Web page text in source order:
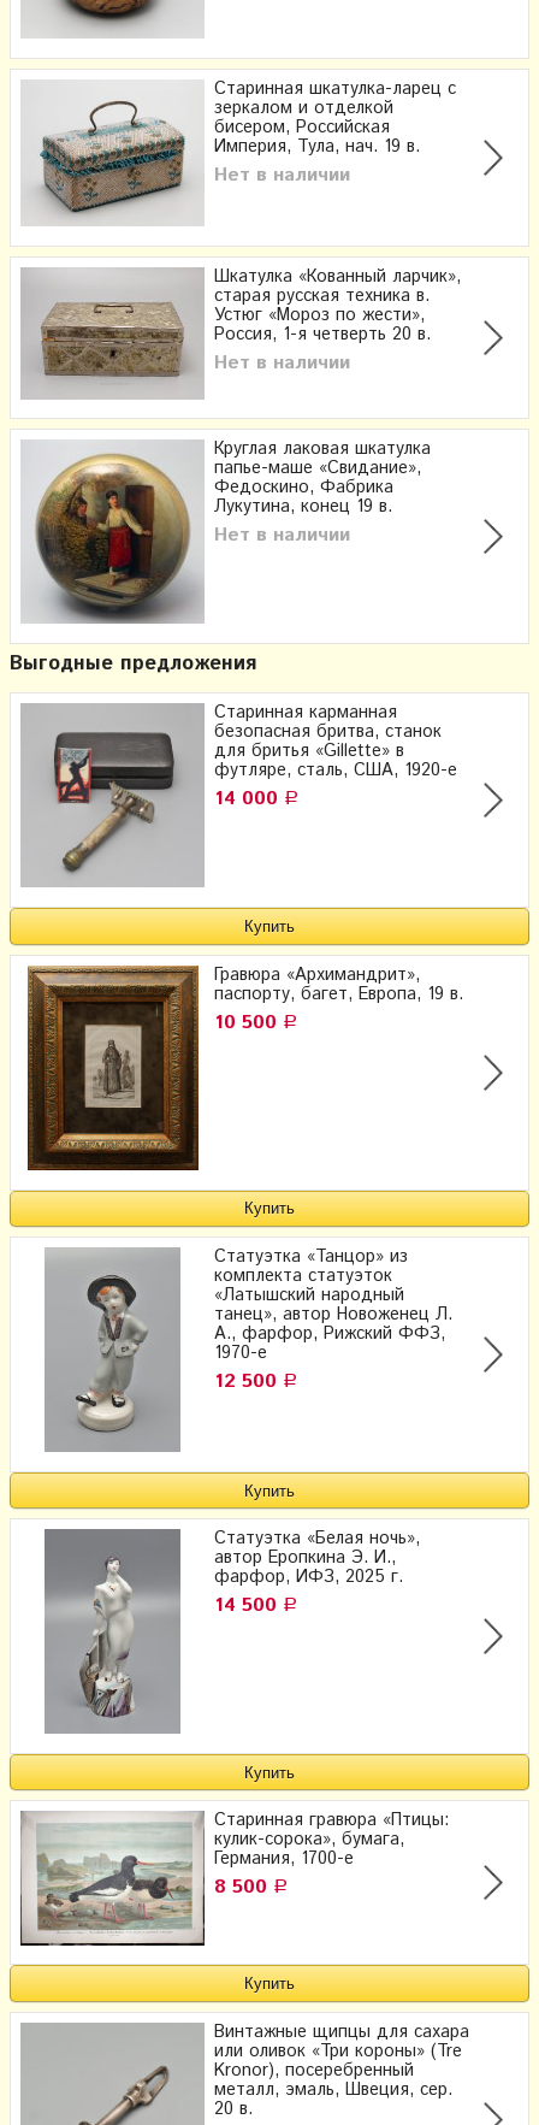
Старинная шкатулка-ларец с
зеркалом и отделкой
бисером, Российская
Империя, Тула, нач. 19 в.
Нет в наличии
Шкатулка «Кованный ларчик»,
старая русская техника в.
Устюг «Мороз по жести»,
Россия, 1-я четверть 20 в.
Нет в наличии
Круглая лаковая шкатулка
папье-маше «Свидание»,
Федоскино, Фабрика
Лукутина, конец 19 в.
Нет в наличии
Выгодные предложения
Старинная карманная
безопасная бритва, станок
для бритья «Gillette» в
футляре, сталь, США, 1920-е
14 000 Р
Гравюра «Архимандрит»,
паспорту, багет, Европа, 19 в.
10 500 Р
Статуэтка «Танцор» из
комплекта статуэток
«Латышский народный
танец», автор Новоженец Л.
А., фарфор, Рижский ФФЗ,
1970-е
12 500 Р
Статуэтка «Белая ночь»,
автор Еропкина Э. И.,
фарфор, ИФЗ, 2025 г.
14 500 Р
Старинная гравюра «Птицы:
кулик-сорока», бумага,
Германия, 1700-е
8 500 Р
Винтажные щипцы для сахара
или оливок «Три короны» (Tre
Kronor), посеребренный
металл, эмаль, Швеция, сер.
20 в.